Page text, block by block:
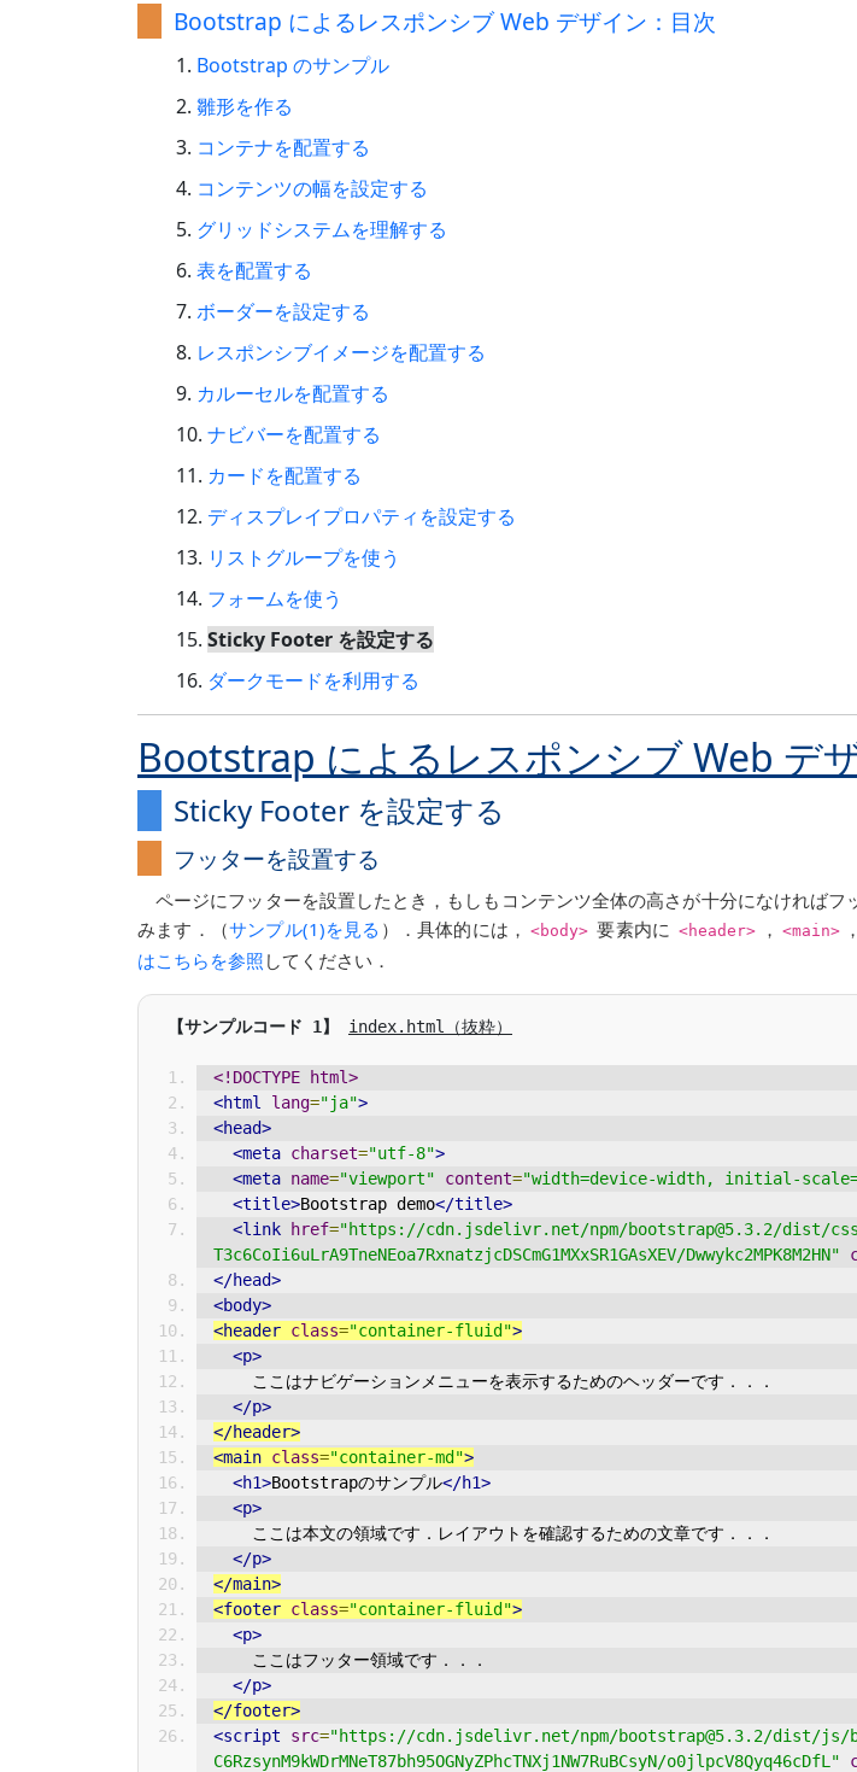
Bootstrap によるレスポンシブ Web デザイン：目次
Bootstrap のサンプル
雛形を作る
コンテナを配置する
コンテンツの幅を設定する
グリッドシステムを理解する
表を配置する
ボーダーを設定する
レスポンシブイメージを配置する
カルーセルを配置する
ナビバーを配置する
カードを配置する
ディスプレイプロパティを設定する
リストグループを使う
フォームを使う
Sticky Footer を設定する
ダークモードを利用する
Bootstrap によるレスポンシブ Web デ
Sticky Footer を設定する
フッターを設置する
ページにフッターを設置したとき，もしもコンテンツ全体の高さが十分になければ
みます．（サンプル(1)を見る ）．具体的には， <body> 要素内に <header> ， <main> ，
はこちらを参照 してください．
index.html（抜粋）
<!DOCTYPE html>
<html
lang="ja">
<head>
<meta charset="utf-8">
<meta name="viewport" content="width=device-width, initial-
<title>Bootstrap demo</title>
<link
href="https://cdn.jsdelivr.net/npm/bootstrap@5.3.2/dist/
T3c6CoIi6uLrA9TneNEoa7RxnatzjcDSCmG1MXxSR1GAsXEV/Dwwykc2MPK8M2HN"
</head>
<body>
<header class="container-fluid">
<p>
    ここはナビゲーションメニューを表示するためのヘッダーです．．．
</p>
</header>
<main class="container-md">
<h1>Bootstrapのサンプル</h1>
<p>
    ここは本文の領域です．レイアウトを確認するための文章です．．．
</p>
</main>
<footer class="container-fluid">
<p>
    ここはフッター領域です．．．
</p>
</footer>
<script
src="https://cdn.jsdelivr.net/npm/bootstrap@5.3.2/dist/js/
C6RzsynM9kWDrMNeT87bh95OGNyZPhcTNXj1NW7RuBCsyN/o0jlpcV8Qyq46cDfL"